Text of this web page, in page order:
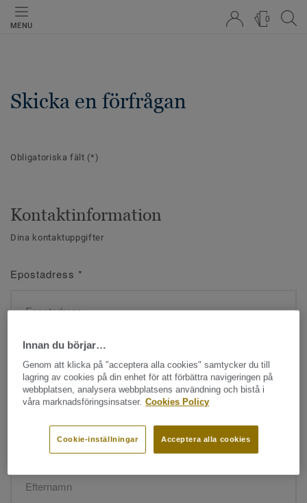
MENU
0
Skicka en förfrågan
Obligatoriska fält (*)
Kontaktinformation
Dina kontaktuppgifter
Epostadress *
Namn*
Efternamn*
Innan du börjar…
Genom att klicka på "acceptera alla cookies" samtycker du till
lagring av cookies på din enhet för att förbättra navigeringen på
webbplatsen, analysera webbplatsens användning och bistå i
våra marknadsföringsinsatser. Cookies Policy
Acceptera alla cookies
Cookie-inställningar